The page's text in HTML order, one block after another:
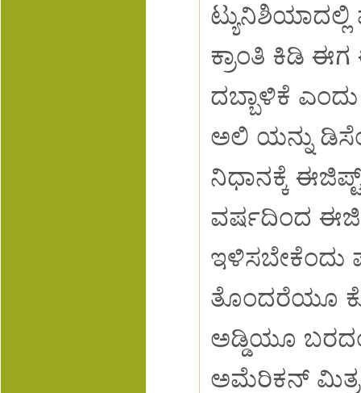
ಟ್ಯುನಿಶಿಯಾದಲ್ಲಿ
ಕ್ರಾಂತಿ ಕಿಡಿ ಈಗ
ದಬ್ಬಾಳಿಕೆ
ಅಲಿ ಯನ್ನು
ನಿಧಾನಕ್ಕೆ
ವರ್ಷದಿಂದ
ಇಳಿಸಬೇಕೆಂದು
ತೊಂದರೆಯೂ
ಅಡ್ಡಿಯೂ
ಅಮೆರಿಕನ್ ಮಿತ್ರ